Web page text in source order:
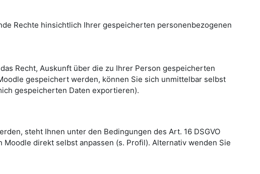
Rechte hinsichtlich Ihrer gespeicherten personenbezogenen
Recht, Auskunft über die zu Ihrer Person gespeicherten
gespeichert werden, können Sie sich unmittelbar selbst
gespeicherten Daten exportieren).
steht Ihnen unter den Bedingungen des Art. 16 DSGVO
direkt selbst anpassen (s. Profil). Alternativ wenden Sie